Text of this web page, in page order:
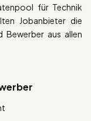
für Technik
Jobanbieter die
Bewerber aus allen